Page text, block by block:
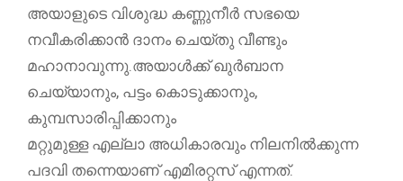
അയാളുടെ വിശുദ്ധ കണ്ണുനീർ സഭയെ
നവീകരിക്കാൻ ദാനം ചെയ്തു വീണ്ടും
മഹാനാവുന്നു.അയാൾക്ക് ഖുർബാന
ചെയ്യാനും, പട്ടം കൊടുക്കാനും,
കുമ്പസാരിപ്പിക്കാനും
മറ്റുമുള്ള എല്ലാ അധികാരവും നിലനിൽക്കുന്ന
പദവി തന്നെയാണ് എമിരറ്റസ് എന്നത്.